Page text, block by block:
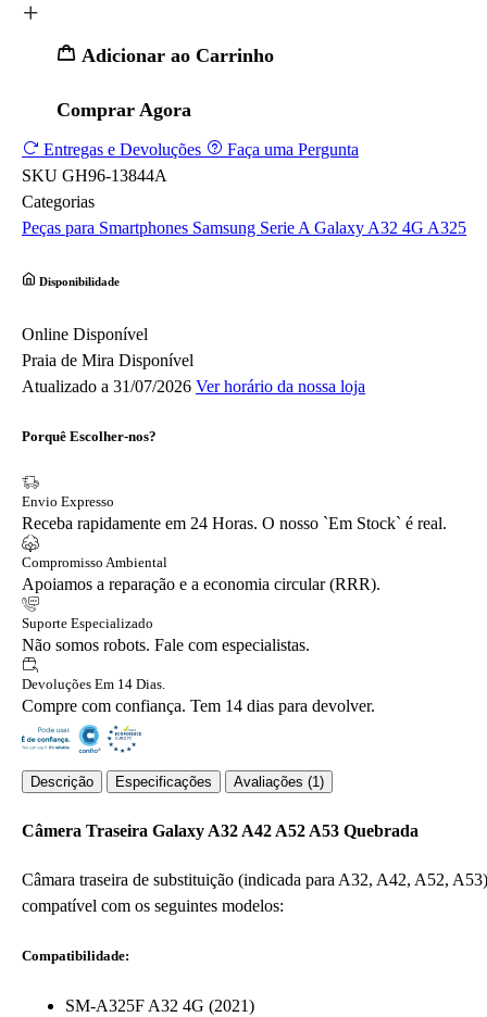
Adicionar ao Carrinho
Comprar Agora
Entregas e Devoluções
Faça uma Pergunta
SKU GH96-13844A
Categorias
Peças para Smartphones Samsung Serie A Galaxy A32 4G A325
Disponibilidade
Online Disponível
Praia de Mira Disponível
Atualizado a 31/07/2026 Ver horário da nossa loja
Porquê Escolher-nos?
Envio Expresso
Receba rapidamente em 24 Horas. O nosso `Em Stock` é real.
Compromisso Ambiental
Apoiamos a reparação e a economia circular (RRR).
Suporte Especializado
Não somos robots. Fale com especialistas.
Devoluções Em 14 Dias.
Compre com confiança. Tem 14 dias para devolver.
Descrição Especificações Avaliações (1)
Câmera Traseira Galaxy A32 A42 A52 A53 Quebrada
Câmara traseira de substituição (indicada para A32, A42, A52, A53)
compatível com os seguintes modelos:
Compatibilidade:
SM-A325F A32 4G (2021)